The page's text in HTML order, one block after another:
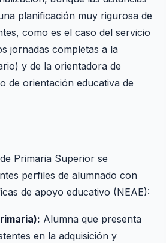
planificación muy rigurosa de
como es el caso del servicio
jornadas completas a la
y de la orientadora de
de orientación educativa de
Primaria Superior se
perfiles de alumnado con
de apoyo educativo (NEAE):
Alumna que presenta
en la adquisición y